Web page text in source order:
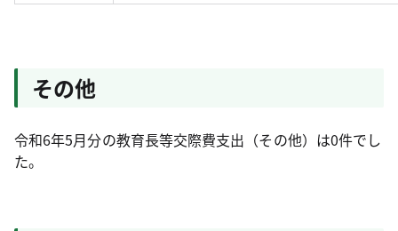
その他
令和6年5月分の教育長等交際費支出（その他）は0件でし
た。